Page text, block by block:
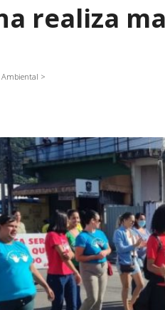
realiza
Ambiental >